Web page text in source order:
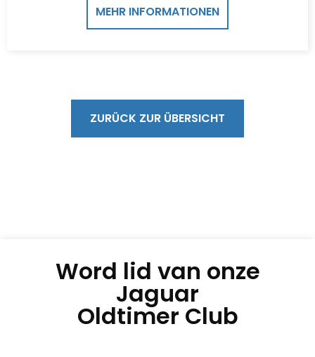
MEHR INFORMATIONEN
ZURÜCK ZUR ÜBERSICHT
Word lid van onze
Jaguar
Oldtimer Club